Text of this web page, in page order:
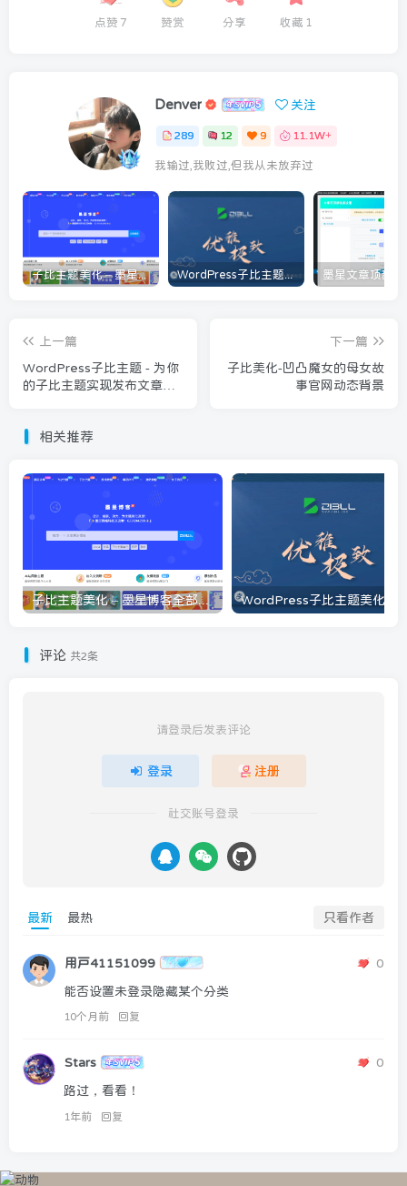
点赞 7 赞赏 分享 收藏 1
Denver 关注
289 12 9 11.1W+
我输过,我败过,但我从未放弃过
子比主题美化 – 墨星博客全部美化教程分享 WordPress子比主题美化教程[持续更新]
上一篇
WordPress子比主题 - 为你
的子比主题实现发布文章扣
下一篇
子比美化-凹凸魔女的母女故
事官网动态背景
相关推荐
子比主题美化 – 墨星博客全部美化教程分享
评论 共2条
请登录后发表评论
登录 注册
社交账号登录
最新 最热 只看作者
用户41151099 0
能否设置未登录隐藏某个分类
10个月前 回复
Stars 0
路过，看看！
1年前 回复